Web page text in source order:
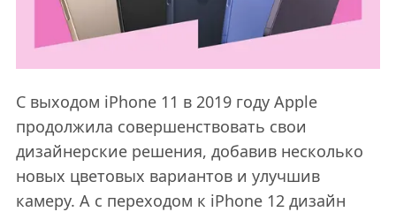
С выходом iPhone 11 в 2019 году Apple
продолжила совершенствовать свои
дизайнерские решения, добавив несколько
новых цветовых вариантов и улучшив
камеру. А с переходом к iPhone 12 дизайн